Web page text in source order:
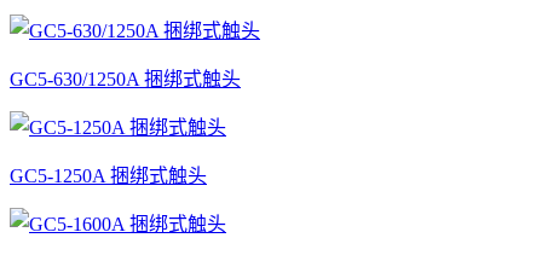
GC5-630/1250A 捆绑式触头
GC5-1250A 捆绑式触头